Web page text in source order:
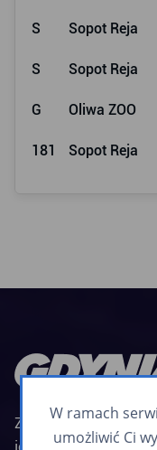
S Sopot Reja
S Sopot Reja
G Oliwa ZOO
181 Sopot Reja
Zarząd Komunikacji
W ramach
umożliwić Ci